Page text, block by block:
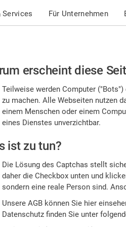
Services Für Unternehmen
erscheint diese
Teilweise werden Computer
zu machen. Alle Webseiten nutzen
einem Menschen oder einem
eines Dienstes unverzichtbar.
ist zu tun?
Die Lösung des Captchas stellt
daher die Checkbox unten und
sondern eine reale Person sind.
Unsere AGB können Sie hier
Datenschutz finden Sie unter